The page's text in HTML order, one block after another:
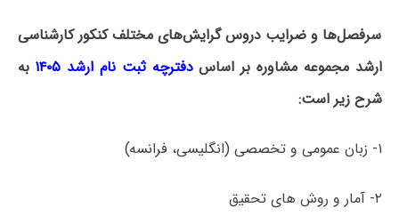
سرفصل‌ها و ضرایب دروس گرایش‌های مختلف کنکور کارشناسی
ارشد مجموعه مشاوره بر اساسدفترچه ثبت نام ارشد ۱۴۰۵
به
شرح زیر است:
۱- زبان عمومی و تخصصی (انگلیسی، فرانسه)
۲- آمار و روش ­های تحقیق